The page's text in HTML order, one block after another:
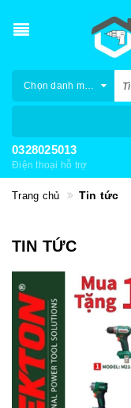
Chọn danh mục
0328025013
Điện thoại hỗ trợ
Trang chủ Tin tức
TIN TỨC